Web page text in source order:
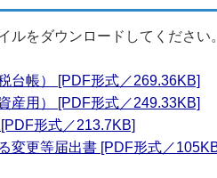
ルをダウンロードしてください。
台帳） [PDF形式／269.36KB]
産用） [PDF形式／249.33KB]
形式／213.7KB]
変更等届出書 [PDF形式／